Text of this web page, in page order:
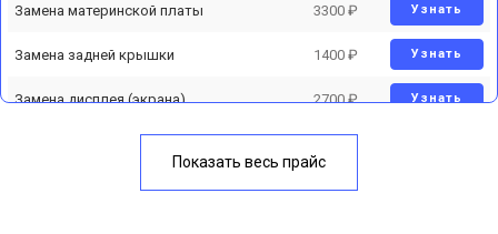
Замена материнской платы 3300 ₽ Узнать
Замена задней крышки 1400 ₽ Узнать
Замена дисплея (экрана) 2700 ₽ Узнать
Замена кнопки включения 1750 ₽
Показать весь прайс